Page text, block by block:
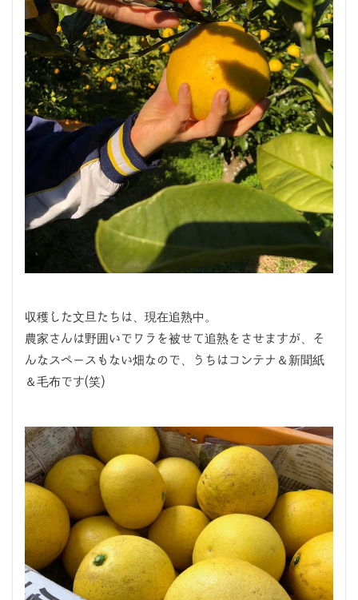
収穫した文旦たちは、現在追熟中。
農家さんは野囲いでワラを被せて追熟をさせますが、そ
んなスペースもない畑なので、うちはコンテナ＆新聞紙
＆毛布です(笑)